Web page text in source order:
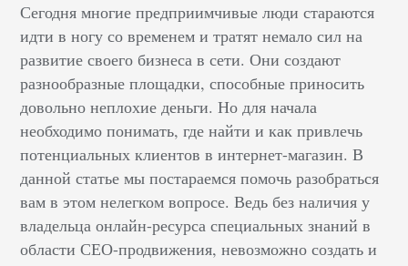
Сегодня многие предприимчивые люди стараются
идти в ногу со временем и тратят немало сил на
развитие своего бизнеса в сети. Они создают
разнообразные площадки, способные приносить
довольно неплохие деньги. Но для начала
необходимо понимать, где найти и как привлечь
потенциальных клиентов в интернет-магазин. В
данной статье мы постараемся помочь разобраться
вам в этом нелегком вопросе. Ведь без наличия у
владельца онлайн-ресурса специальных знаний в
области СЕО-продвижения, невозможно создать и